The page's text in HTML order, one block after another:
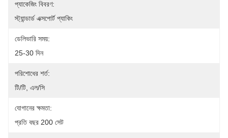
প্যাকেজিং বিবরণ:
স্ট্যান্ডার্ড এক্সপোর্ট প্যাকিং
ডেলিভারি সময়:
25-30 দিন
পরিশোধের শর্ত:
টি/টি, এল/সি
যোগানের ক্ষমতা:
প্রতি বছর 200 সেট